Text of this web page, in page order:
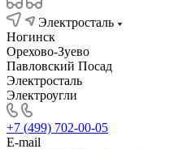
Электросталь
Ногинск
Орехово-Зуево
Павловский Посад
Электросталь
Электроугли
+7 (499) 702-00-05
E-mail